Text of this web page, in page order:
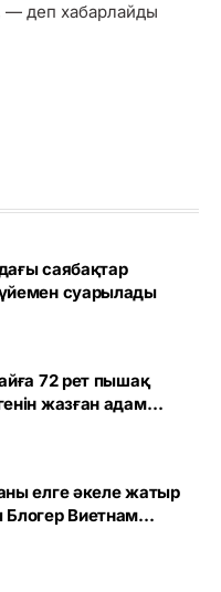
деп хабарлайды
саябақтар
суарылады
72 рет пышақ
жазған адам
елге әкеле жатыр
Виетнам
түсті